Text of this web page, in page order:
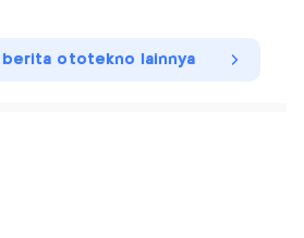
berita ototekno lainnya